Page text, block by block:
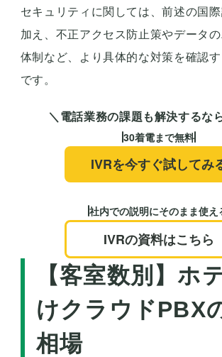
セキュリティに関しては、前述の国
加え、不正アクセス防止策やデータ
体制など、より具体的な対策を確認
です。
＼電話業務の課題も解決するな
30着電まで無料
IVRを今すぐ試してみ
社内での説明にそのまま使え
IVRの資料はこちら
【客室数別】ホ
けクラウドPBX
相場